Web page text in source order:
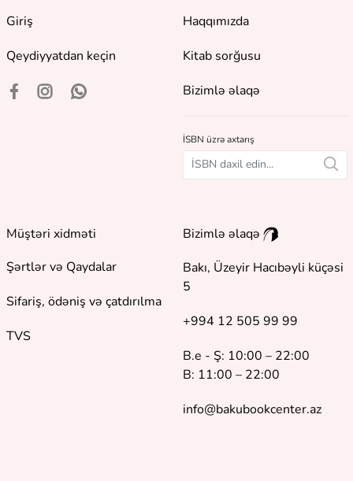
Giriş
Qeydiyyatdan keçin
Haqqımızda
Kitab sorğusu
Bizimlə əlaqə
İSBN üzrə axtarış
Müştəri xidməti
Şərtlər və Qaydalar
Sifariş, ödəniş və çatdırılma
TVS
Bizimlə əlaqə
Bakı, Üzeyir Hacıbəyli küçəsi
5
+994 12 505 99 99
B.e - Ş: 10:00 – 22:00
B: 11:00 – 22:00
info@bakubookcenter.az